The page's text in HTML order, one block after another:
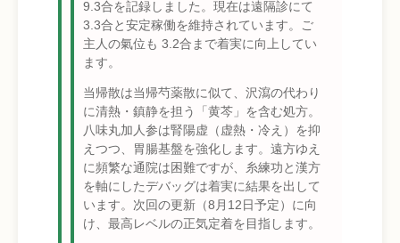
9.3合を記録しました。現在は遠隔診にて
3.3合と安定稼働を維持されています。ご
主人の氣位も 3.2合まで着実に向上してい
ます。
当帰散は当帰芍薬散に似て、沢瀉の代わり
に清熱・鎮静を担う「黄芩」を含む処方。
八味丸加人参は腎陽虚（虚熱・冷え）を抑
えつつ、胃腸基盤を強化します。遠方ゆえ
に頻繁な通院は困難ですが、糸練功と漢方
を軸にしたデバッグは着実に結果を出して
います。次回の更新（8月12日予定）に向
け、最高レベルの正気定着を目指します。